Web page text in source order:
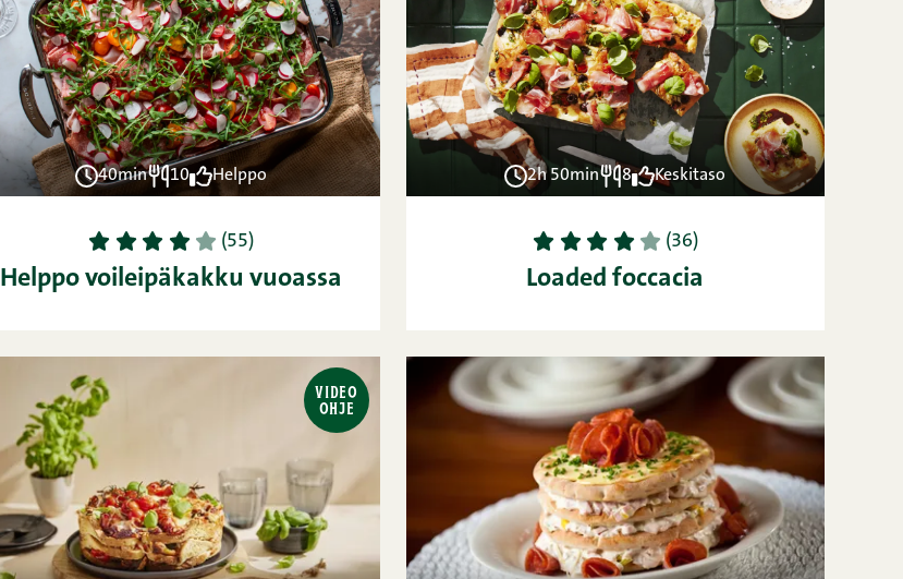
40min 10 Helppo
1 2 3 4 5 (55)
Helppo voileipäkakku vuoassa
2h 50min 8 Keskitaso
1 2 3 4 5 (36)
Loaded foccacia
VIDEO
OHJE